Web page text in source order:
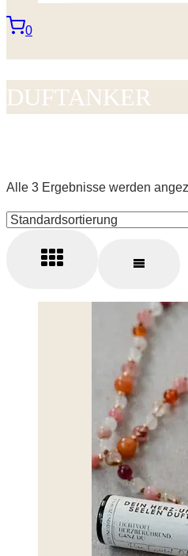
0
DUFTANKER
Alle 3 Ergebnisse werden